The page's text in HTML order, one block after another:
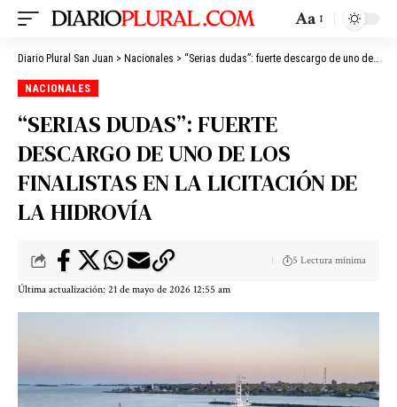
Aa
Diario Plural San Juan > Nacionales > “Serias dudas”: fuerte descargo de uno de los finalistas en la licitación de la Hidrovía
NACIONALES
“SERIAS DUDAS”: FUERTE
DESCARGO DE UNO DE LOS
FINALISTAS EN LA LICITACIÓN DE
LA HIDROVÍA
Última actualización: 21 de mayo de 2026 12:55 am
5 Lectura mínima